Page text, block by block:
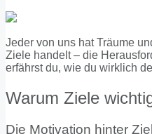
Jeder von uns hat Träume
Ziele handelt – die
erfährst du, wie du wirklich
Warum Ziele
Die Motivation hinter